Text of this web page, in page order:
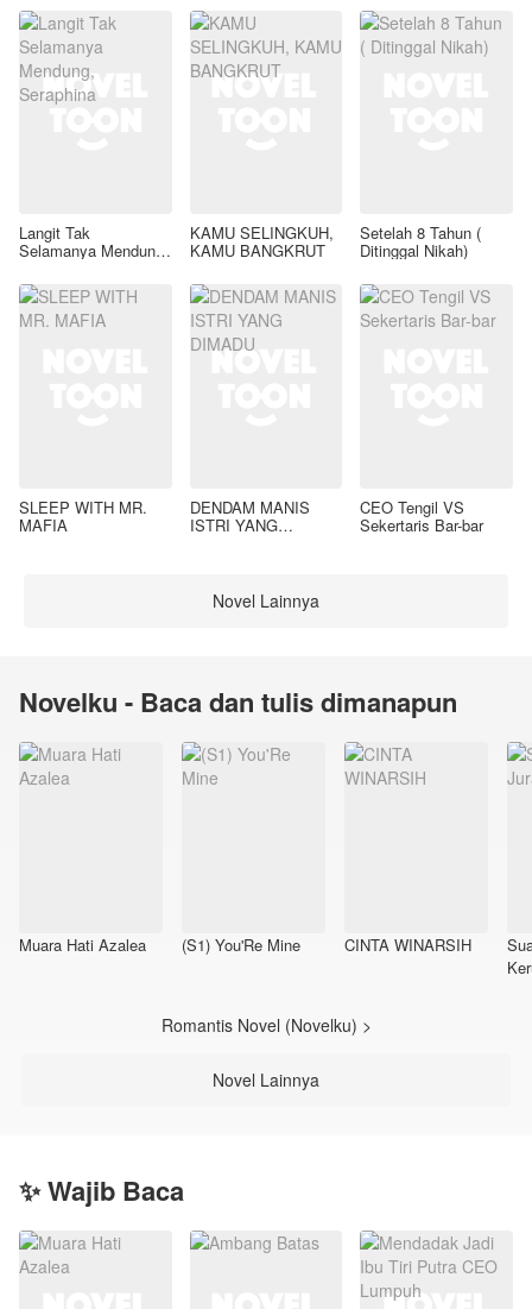
Langit Tak
Selamanya Mendung,
KAMU SELINGKUH,
KAMU BANGKRUT
Setelah 8 Tahun (
Ditinggal Nikah)
SLEEP WITH MR.
MAFIA
DENDAM MANIS
ISTRI YANG
CEO Tengil VS
Sekertaris Bar-bar
Novel Lainnya
Novelku - Baca dan tulis dimanapun
Muara Hati Azalea (S1) You'Re Mine CINTA WINARSIH
Romantis Novel (Novelku) >
Novel Lainnya
✨ Wajib Baca